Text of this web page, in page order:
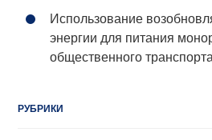
Использование
энергии для питания
общественного транспорта
РУБРИКИ